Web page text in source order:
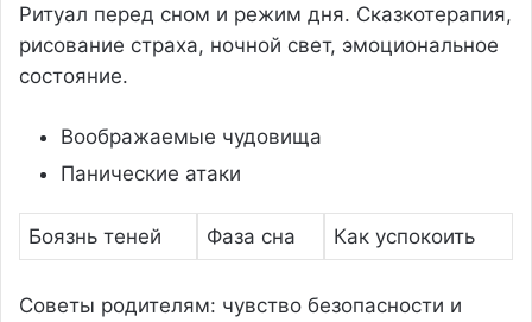
Ритуал перед сном и режим дня. Сказкотерапия,
рисование страха, ночной свет, эмоциональное
состояние.
Воображаемые чудовища
Панические атаки
Боязнь теней Фаза сна Как успокоить
Советы родителям: чувство безопасности и